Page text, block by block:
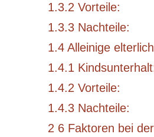
1.3.2 Vorteile:
1.3.3 Nachteile:
1.4 Alleinige
1.4.1
1.4.2 Vorteile:
1.4.3 Nachteile:
2 6 Faktoren bei